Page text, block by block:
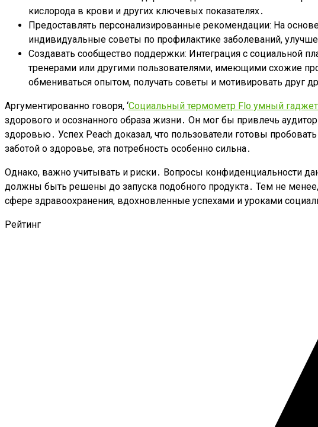
кислорода в крови и других ключевых показателях․
Предоставлять персонализированные рекомендации: На
индивидуальные советы по профилактике заболеваний,
Создавать сообщество поддержки: Интеграция с социальной
тренерами или другими пользователями, имеющими схожие
обмениваться опытом, получать советы и мотивировать друг
Аргументированно говоря, ‘Социальный термометр Flo умный гаджет
здорового и осознанного образа жизни․ Он мог бы привлечь
здоровью․ Успех Peach доказал, что пользователи готовы
заботой о здоровье, эта потребность особенно сильна․
Однако, важно учитывать и риски․ Вопросы конфиденциальности
должны быть решены до запуска подобного продукта․ Тем не
сфере здравоохранения, вдохновленные успехами и уроками
Рейтинг